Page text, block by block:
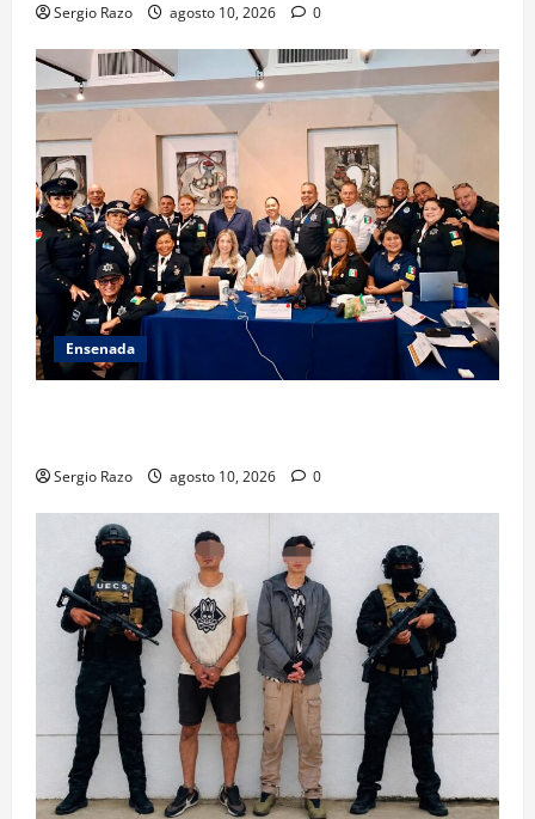
Sergio Razo agosto 10, 2026 0
Ensenada
Sergio Razo agosto 10, 2026 0